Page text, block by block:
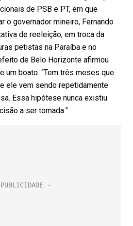
de PSB e PT, em que
o governador mineiro, Fernando
de reeleição, em troca da
petistas na Paraíba e no
de Belo Horizonte afirmou
um boato. “Tem três meses que
ele vem sendo repetidamente
Essa hipótese nunca existiu
a ser tomada.”